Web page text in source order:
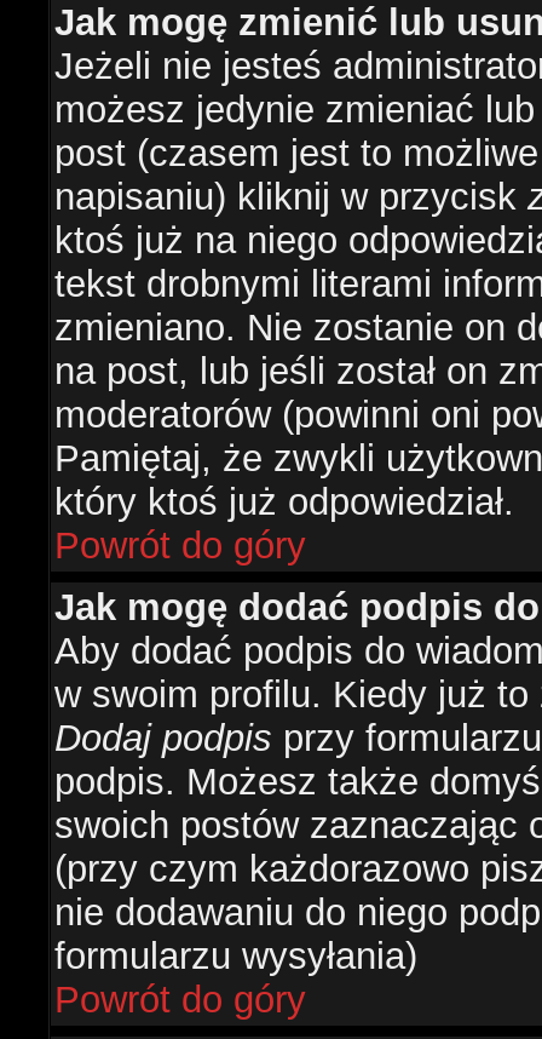
Jak mogę zmienić lub
Jeżeli nie jesteś
możesz jedynie zmieniać
post (czasem jest to
napisaniu) kliknij w przycisk
ktoś już na niego
tekst drobnymi literami
zmieniano. Nie zostanie on
na post, lub jeśli został on
moderatorów (powinni oni
Pamiętaj, że zwykli
który ktoś już odpowiedział.
Powrót do góry
Jak mogę dodać podpis
Aby dodać podpis do
w swoim profilu. Kiedy już
Dodaj podpis przy
podpis. Możesz także
swoich postów zaznaczając
(przy czym każdorazowo
nie dodawaniu do niego
formularzu wysyłania)
Powrót do góry